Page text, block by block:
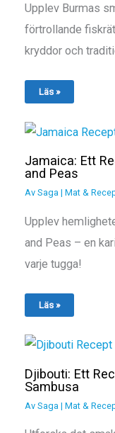
Upplev Burmas
förtrollande
kryddor och
Läs »
Jamaica: Ett
and Peas
Av Saga|Mat &
Upplev
and Peas – en
varje tugga!
Läs »
Djibouti: Ett
Sambusa
Av Saga|Mat &